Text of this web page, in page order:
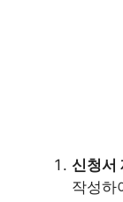
신청서
작성하